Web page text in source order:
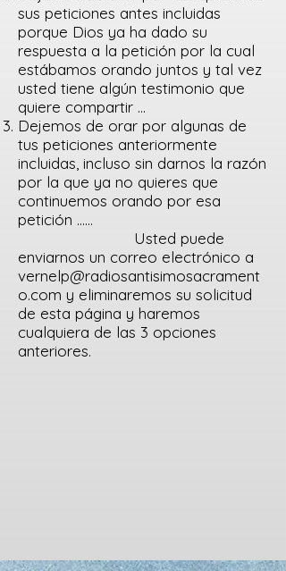
sus peticiones antes incluidas
porque Dios ya ha dado su
respuesta a la petición por la cual
estábamos orando juntos y tal vez
usted tiene algún testimonio que
quiere compartir ...
Dejemos de orar por algunas de
tus peticiones anteriormente
incluidas, incluso sin darnos la razón
por la que ya no quieres que
continuemos orando por esa
petición ......
Usted puede
enviarnos un correo electrónico a
vernelp@radiosantisimosacrament
o.com y eliminaremos su solicitud
de esta página y haremos
cualquiera de las 3 opciones
anteriores.